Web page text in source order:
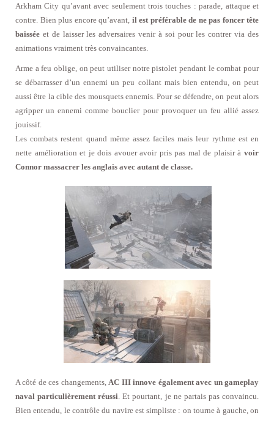
Arkham City qu’avant avec seulement trois touches : parade, attaque et
contre. Bien plus encore qu’avant, il est préférable de ne pas foncer tête
baissée et de laisser les adversaires venir à soi pour les contrer via des
animations vraiment très convaincantes.
Arme a feu oblige, on peut utiliser notre pistolet pendant le combat pour
se débarrasser d’un ennemi un peu collant mais bien entendu, on peut
aussi être la cible des mousquets ennemis. Pour se défendre, on peut alors
agripper un ennemi comme bouclier pour provoquer un feu allié assez
jouissif.
Les combats restent quand même assez faciles mais leur rythme est en
nette amélioration et je dois avouer avoir pris pas mal de plaisir à voir
Connor massacrer les anglais avec autant de classe.
A côté de ces changements,AC III innove également avec un gameplay
naval particulièrement réussi. Et pourtant, je ne partais pas convaincu.
Bien entendu, le contrôle du navire est simpliste : on tourne à gauche, on